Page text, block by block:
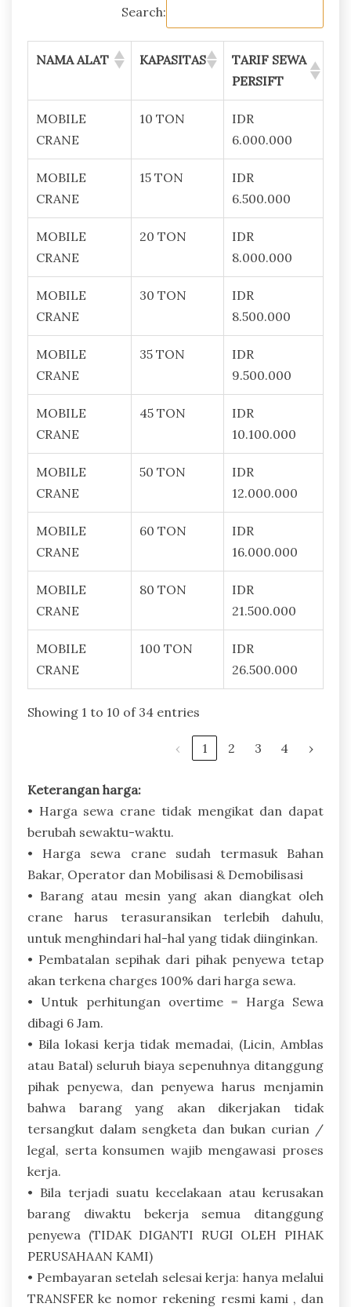
Search:
NAMA ALAT KAPASITAS
TARIF SEWA
PERSIFT
MOBILE
CRANE
10 TON
IDR
6.000.000
MOBILE
CRANE
15 TON
IDR
6.500.000
MOBILE
CRANE
20 TON
IDR
8.000.000
MOBILE
CRANE
30 TON
IDR
8.500.000
MOBILE
CRANE
35 TON
IDR
9.500.000
MOBILE
CRANE
45 TON
IDR
10.100.000
MOBILE
CRANE
50 TON
IDR
12.000.000
MOBILE
CRANE
60 TON
IDR
16.000.000
MOBILE
CRANE
80 TON
IDR
21.500.000
MOBILE
CRANE
100 TON
IDR
26.500.000
Showing 1 to 10 of 34 entries
‹ 1 2 3 4 ›
Keterangan harga:
• Harga sewa crane tidak mengikat dan dapat
berubah sewaktu-waktu.
• Harga sewa crane sudah termasuk Bahan
Bakar, Operator dan Mobilisasi & Demobilisasi
• Barang atau mesin yang akan diangkat oleh
crane harus terasuransikan terlebih dahulu,
untuk menghindari hal-hal yang tidak diinginkan.
• Pembatalan sepihak dari pihak penyewa tetap
akan terkena charges 100% dari harga sewa.
• Untuk perhitungan overtime = Harga Sewa
dibagi 6 Jam.
• Bila lokasi kerja tidak memadai, (Licin, Amblas
atau Batal) seluruh biaya sepenuhnya ditanggung
pihak penyewa, dan penyewa harus menjamin
bahwa barang yang akan dikerjakan tidak
tersangkut dalam sengketa dan bukan curian /
legal, serta konsumen wajib mengawasi proses
kerja.
• Bila terjadi suatu kecelakaan atau kerusakan
barang diwaktu bekerja semua ditanggung
penyewa (TIDAK DIGANTI RUGI OLEH PIHAK
PERUSAHAAN KAMI)
• Pembayaran setelah selesai kerja: hanya melalui
TRANSFER ke nomor rekening resmi kami , dan